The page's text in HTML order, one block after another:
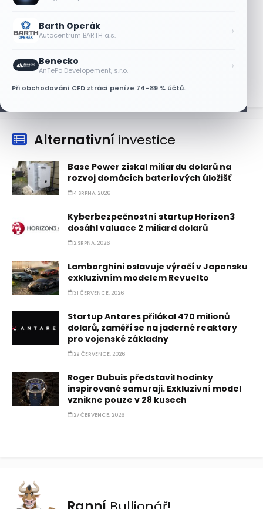
Barth Operák
Autocentrum BARTH a.s. ›
Benecko
AnTePo Developement, s.r.o. ›
Při obchodování CFD ztrácí peníze 74–89 % účtů.
Lisa Su zlehčuje Muskův závazek vůči
6 SRPNA, 2026
Alternativní investice
Base Power získal miliardu dolarů na
rozvoj domácích bateriových úložišť
4 SRPNA, 2026
Kyberbezpečnostní startup Horizon3
dosáhl valuace 2 miliard dolarů
2 SRPNA, 2026
Lamborghini oslavuje výročí v Japonsku
exkluzivním modelem Revuelto
31 ČERVENCE, 2026
Startup Antares přilákal 470 milionů
dolarů, zaměří se na jaderné reaktory
pro vojenské základny
29 ČERVENCE, 2026
Roger Dubuis představil hodinky
inspirované samuraji. Exkluzivní model
vznikne pouze v 28 kusech
27 ČERVENCE, 2026